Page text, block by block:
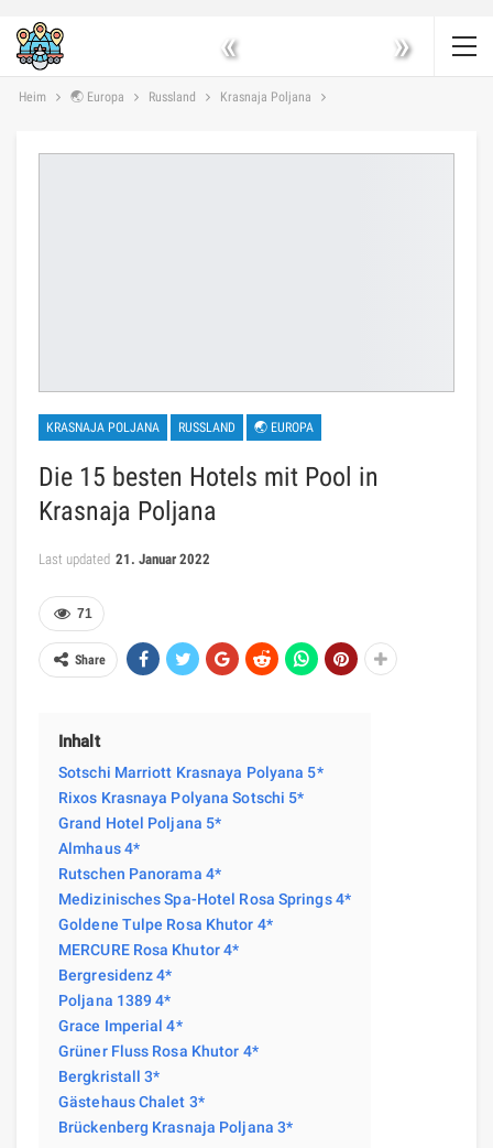
« »
Heim 🌏 Europa Russland Krasnaja Poljana
KRASNAJA POLJANA RUSSLAND 🌏 EUROPA
Die 15 besten Hotels mit Pool in
Krasnaja Poljana
Last updated 21. Januar 2022
71
Share
Inhalt
Sotschi Marriott Krasnaya Polyana 5*
Rixos Krasnaya Polyana Sotschi 5*
Grand Hotel Poljana 5*
Almhaus 4*
Rutschen Panorama 4*
Medizinisches Spa-Hotel Rosa Springs 4*
Goldene Tulpe Rosa Khutor 4*
MERCURE Rosa Khutor 4*
Bergresidenz 4*
Poljana 1389 4*
Grace Imperial 4*
Grüner Fluss Rosa Khutor 4*
Bergkristall 3*
Gästehaus Chalet 3*
Brückenberg Krasnaja Poljana 3*